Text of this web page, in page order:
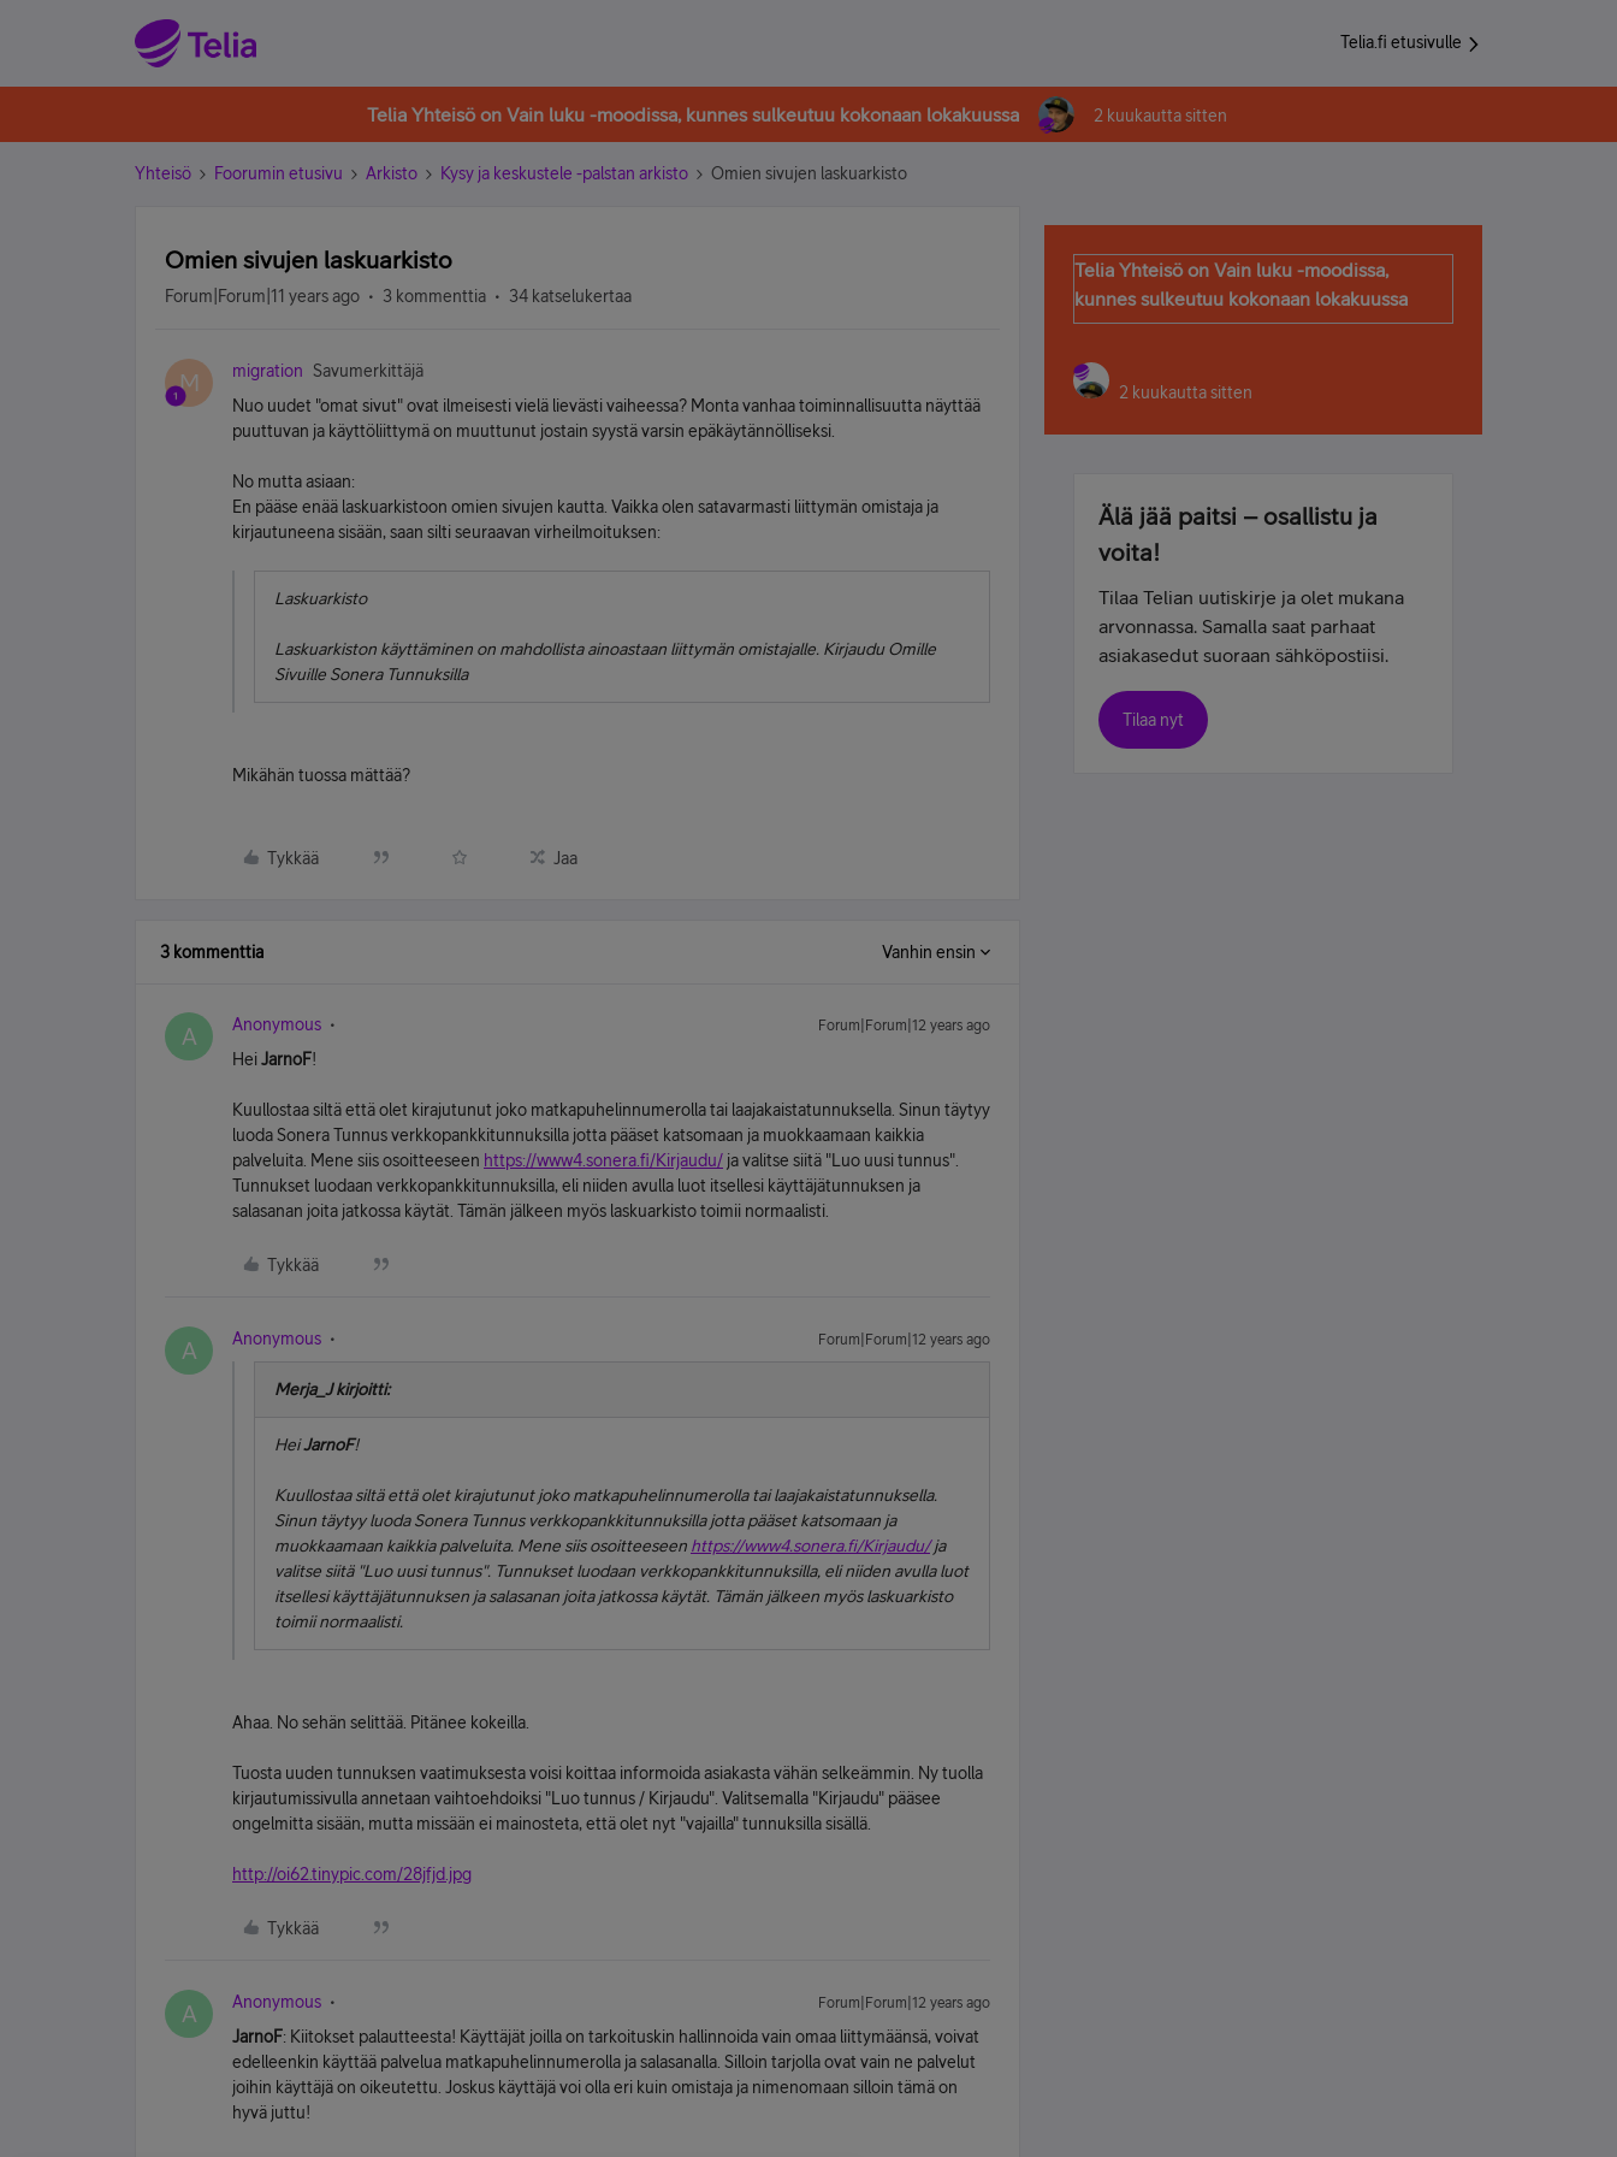
Telia.fi etusivulle
Telia Yhteisö on Vain luku -moodissa, kunnes sulkeutuu kokonaan lokakuussa 2 kuukautta sitten
Yhteisö Foorumin etusivu Arkisto Kysy ja keskustele -palstan arkisto Omien sivujen laskuarkisto
Omien sivujen laskuarkisto
Forum|Forum|11 years ago 3 kommenttia 34 katselukertaa
M migration
Savumerkittäjä
Nuo uudet "omat sivut" ovat ilmeisesti vielä lievästi vaiheessa? Monta vanhaa toiminnallisuutta näyttää
puuttuvan ja käyttöliittymä on muuttunut jostain syystä varsin epäkäytännölliseksi.
No mutta asiaan:
En pääse enää laskuarkistoon omien sivujen kautta. Vaikka olen satavarmasti liittymän omistaja ja
kirjautuneena sisään, saan silti seuraavan virheilmoituksen:
Laskuarkisto
Laskuarkiston käyttäminen on mahdollista ainoastaan liittymän omistajalle. Kirjaudu Omille
Sivuille Sonera Tunnuksilla
Mikähän tuossa mättää?
Tykkää Jaa
3 kommenttia Vanhin ensin
A Anonymous Forum|Forum|12 years ago
HeiJarnoF!
Kuullostaa siltä että olet kirajutunut joko matkapuhelinnumerolla tai laajakaistatunnuksella. Sinun täytyy
luoda Sonera Tunnus verkkopankkitunnuksilla jotta pääset katsomaan ja muokkaamaan kaikkia
palveluita. Mene siis osoitteeseen https://www4.sonera.fi/Kirjaudu/ ja valitse siitä "Luo uusi tunnus".
Tunnukset luodaan verkkopankkitunnuksilla, eli niiden avulla luot itsellesi käyttäjätunnuksen ja
salasanan joita jatkossa käytät. Tämän jälkeen myös laskuarkisto toimii normaalisti.
Tykkää
A Anonymous Forum|Forum|12 years ago
Merja_J kirjoitti:
HeiJarnoF!
Kuullostaa siltä että olet kirajutunut joko matkapuhelinnumerolla tai laajakaistatunnuksella.
Sinun täytyy luoda Sonera Tunnus verkkopankkitunnuksilla jotta pääset katsomaan ja
muokkaamaan kaikkia palveluita. Mene siis osoitteeseen https://www4.sonera.fi/Kirjaudu/ja
valitse siitä "Luo uusi tunnus". Tunnukset luodaan verkkopankkitunnuksilla, eli niiden avulla luot
itsellesi käyttäjätunnuksen ja salasanan joita jatkossa käytät. Tämän jälkeen myös laskuarkisto
toimii normaalisti.
Ahaa. No sehän selittää. Pitänee kokeilla.
Tuosta uuden tunnuksen vaatimuksesta voisi koittaa informoida asiakasta vähän selkeämmin. Ny tuolla
kirjautumissivulla annetaan vaihtoehdoiksi "Luo tunnus / Kirjaudu". Valitsemalla "Kirjaudu" pääsee
ongelmitta sisään, mutta missään ei mainosteta, että olet nyt "vajailla" tunnuksilla sisällä.
http://oi62.tinypic.com/28jfjd.jpg
Tykkää
A Anonymous Forum|Forum|12 years ago
JarnoF: Kiitokset palautteesta! Käyttäjät joilla on tarkoituskin hallinnoida vain omaa liittymäänsä, voivat
edelleenkin käyttää palvelua matkapuhelinnumerolla ja salasanalla. Silloin tarjolla ovat vain ne palvelut
joihin käyttäjä on oikeutettu. Joskus käyttäjä voi olla eri kuin omistaja ja nimenomaan silloin tämä on
hyvä juttu!
Telia Yhteisö on Vain luku -moodissa,
kunnes sulkeutuu kokonaan lokakuussa
2 kuukautta sitten
Älä jää paitsi – osallistu ja
voita!
Tilaa Telian uutiskirje ja olet mukana
arvonnassa. Samalla saat parhaat
asiakasedut suoraan sähköpostiisi.
Tilaa nyt